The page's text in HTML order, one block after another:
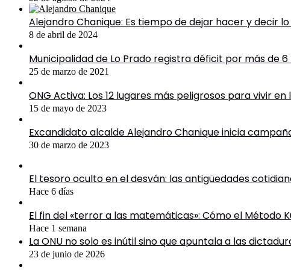
Alejandro Chanique: Es tiempo de dejar hacer y decir
8 de abril de 2024
Municipalidad de Lo Prado registra déficit por más de
25 de marzo de 2021
ONG Activa: Los 12 lugares más peligrosos para vivir
15 de mayo de 2023
Excandidato alcalde Alejandro Chanique inicia
30 de marzo de 2023
El tesoro oculto en el desván: las antigüedades
Hace 6 días
El fin del «terror a las matemáticas»: Cómo el Método
Hace 1 semana
La ONU no solo es inútil sino que apuntala a las
23 de junio de 2026